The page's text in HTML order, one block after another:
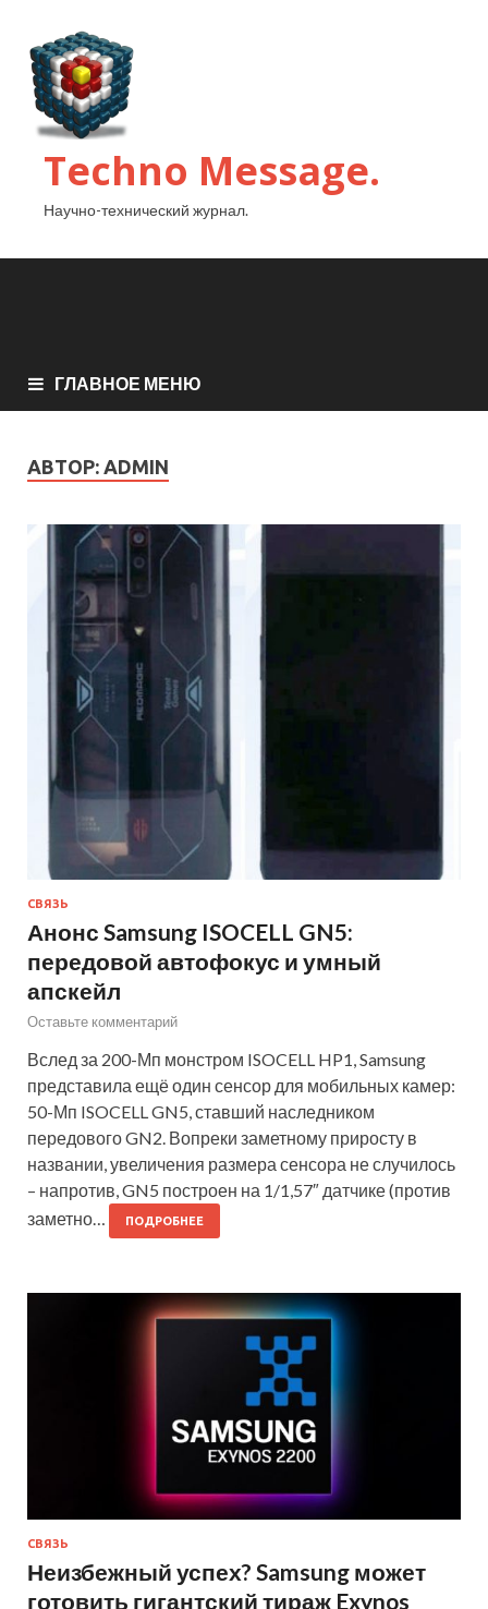
Techno Message.
Научно-технический журнал.
ГЛАВНОЕ МЕНЮ
АВТОР: ADMIN
СВЯЗЬ
Анонс Samsung ISOCELL GN5:
передовой автофокус и умный
апскейл
Оставьте комментарий
Вслед за 200-Мп монстром ISOCELL HP1, Samsung
представила ещё один сенсор для мобильных камер:
50-Мп ISOCELL GN5, ставший наследником
передового GN2. Вопреки заметному приросту в
названии, увеличения размера сенсора не случилось
– напротив, GN5 построен на 1/1,57″ датчике (против
заметно…
ПОДРОБНЕЕ
СВЯЗЬ
Неизбежный успех? Samsung может
готовить гигантский тираж Exynos